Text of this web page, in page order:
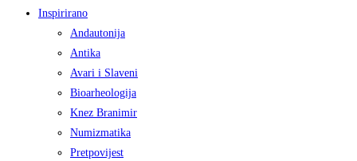
Inspirirano
Andautonija
Antika
Avari i Slaveni
Bioarheologija
Knez Branimir
Numizmatika
Pretpovijest